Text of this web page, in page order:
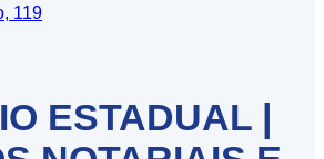
119
ESTADUAL |